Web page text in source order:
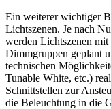
Ein weiterer wichtiger
Lichtszenen. Je nach
werden Lichtszenen
Dimmgruppen geplant
technischen
Tunable White, etc.)
Schnittstellen zur
die Beleuchtung in die